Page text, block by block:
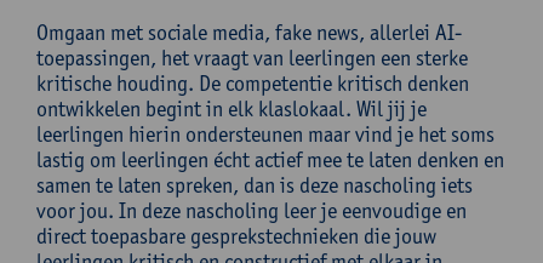
Omgaan met sociale media, fake news, allerlei AI-
toepassingen, het vraagt van leerlingen een sterke
kritische houding. De competentie kritisch denken
ontwikkelen begint in elk klaslokaal. Wil jij je
leerlingen hierin ondersteunen maar vind je het soms
lastig om leerlingen écht actief mee te laten denken en
samen te laten spreken, dan is deze nascholing iets
voor jou. In deze nascholing leer je eenvoudige en
direct toepasbare gesprekstechnieken die jouw